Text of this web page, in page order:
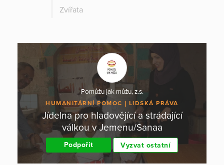
Zvířata
Pomůžu jak můžu, z.s.
HUMANITÁRNÍ POMOC LIDSKÁ PRÁVA
Jídelna pro hladovějící a strádající
válkou v Jemenu/Sanaa
Podpořit Vyzvat ostatní